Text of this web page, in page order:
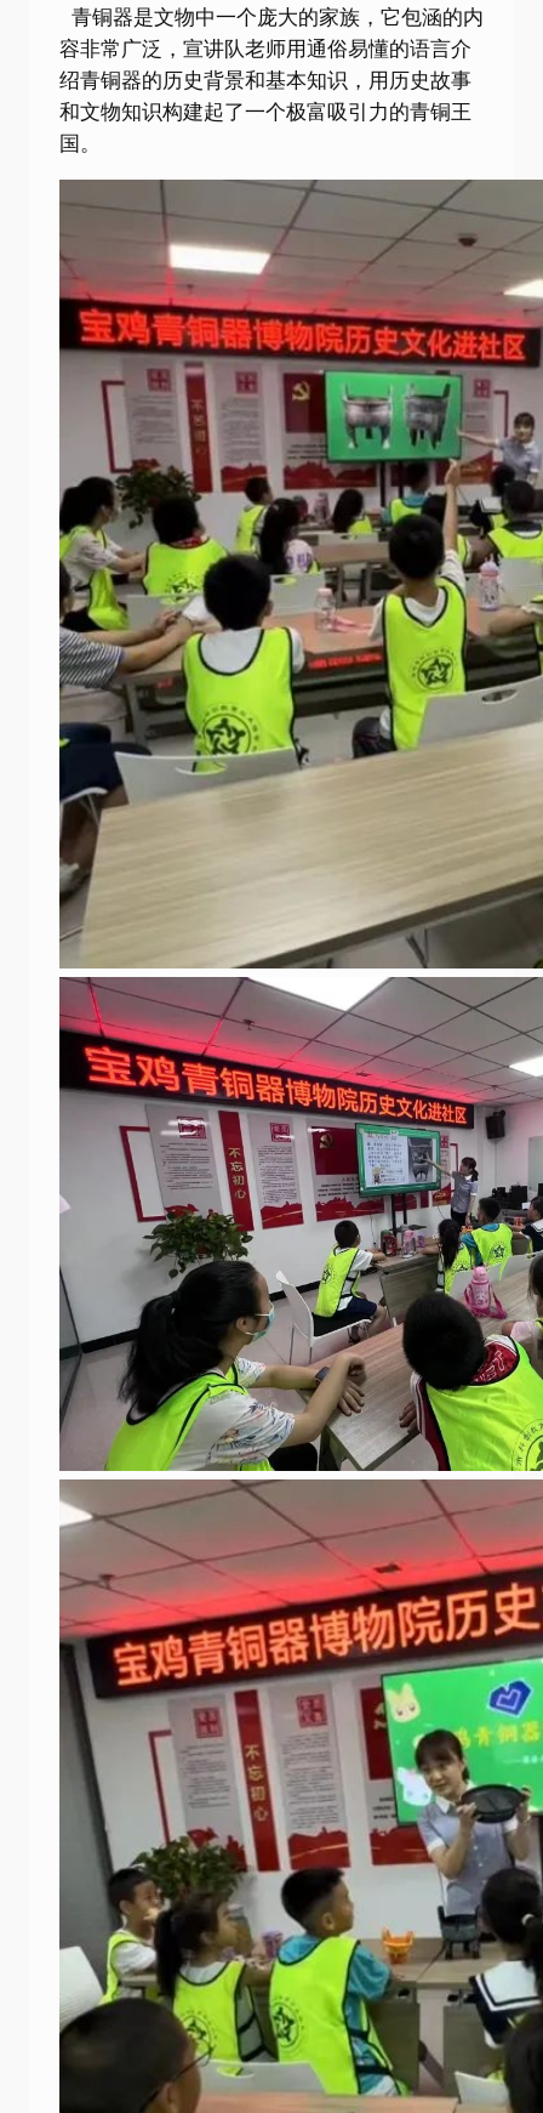
青铜器是文物中一个庞大的家族，它包涵的内
容非常广泛，宣讲队老师用通俗易懂的语言介
绍青铜器的历史背景和基本知识，用历史故事
和文物知识构建起了一个极富吸引力的青铜王
国。